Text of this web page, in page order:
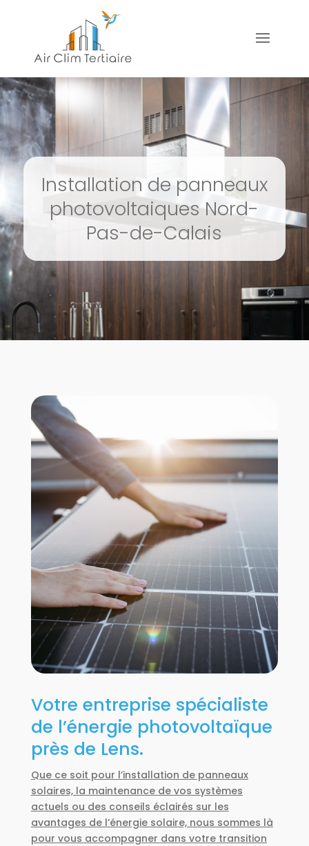
Installation de panneaux
photovoltaiques Nord-
Pas-de-Calais
Votre entreprise spécialiste
de l’énergie photovoltaïque
près de Lens.
Que ce soit pour l’installation de panneaux
solaires, la maintenance de vos systèmes
actuels ou des conseils éclairés sur les
avantages de l’énergie solaire, nous sommes là
pour vous accompagner dans votre transition